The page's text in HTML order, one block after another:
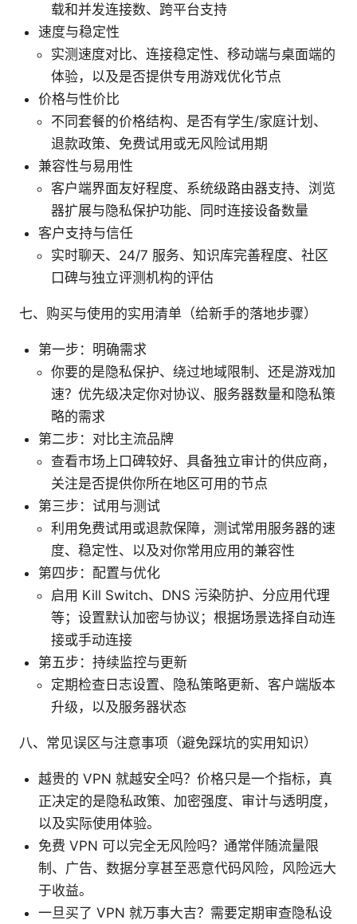
载和并发连接数、跨平台支持
速度与稳定性
实测速度对比、连接稳定性、移动端与桌面端的
体验，以及是否提供专用游戏优化节点
价格与性价比
不同套餐的价格结构、是否有学生/家庭计划、
退款政策、免费试用或无风险试用期
兼容性与易用性
客户端界面友好程度、系统级路由器支持、浏览
器扩展与隐私保护功能、同时连接设备数量
客户支持与信任
实时聊天、24/7 服务、知识库完善程度、社区
口碑与独立评测机构的评估
七、购买与使用的实用清单（给新手的落地步骤）
第一步：明确需求
你要的是隐私保护、绕过地域限制、还是游戏加
速？优先级决定你对协议、服务器数量和隐私策
略的需求
第二步：对比主流品牌
查看市场上口碑较好、具备独立审计的供应商，
关注是否提供你所在地区可用的节点
第三步：试用与测试
利用免费试用或退款保障，测试常用服务器的速
度、稳定性、以及对你常用应用的兼容性
第四步：配置与优化
启用 Kill Switch、DNS 污染防护、分应用代理
等；设置默认加密与协议；根据场景选择自动连
接或手动连接
第五步：持续监控与更新
定期检查日志设置、隐私策略更新、客户端版本
升级，以及服务器状态
八、常见误区与注意事项（避免踩坑的实用知识）
越贵的 VPN 就越安全吗？价格只是一个指标，真
正决定的是隐私政策、加密强度、审计与透明度，
以及实际使用体验。
免费 VPN 可以完全无风险吗？通常伴随流量限
制、广告、数据分享甚至恶意代码风险，风险远大
于收益。
一旦买了 VPN 就万事大吉？需要定期审查隐私设